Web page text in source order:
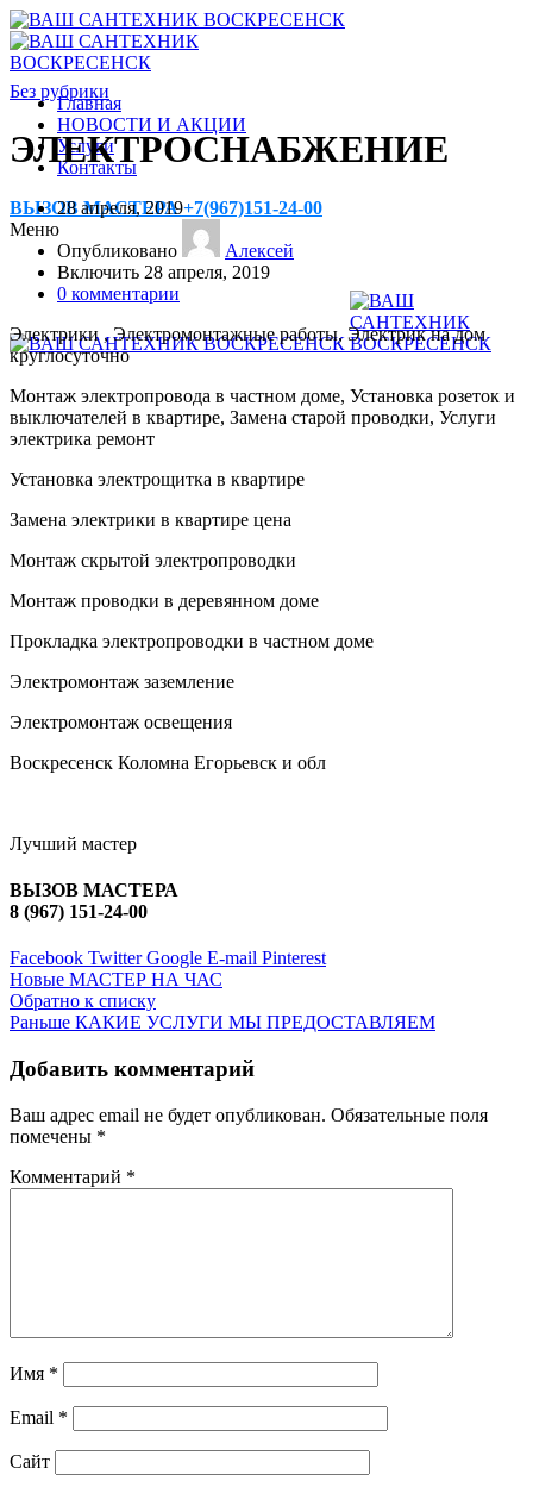
Главная
НОВОСТИ И АКЦИИ
Услуги
Контакты
ВЫЗОВ МАСТЕРА +7(967)151-24-00
Меню
Без рубрики
ЭЛЕКТРОСНАБЖЕНИЕ
28 апреля, 2019
Опубликовано
Алексей
Включить 28 апреля, 2019
0 комментарии
Электрики , Электромонтажные работы, Электрик на дом
круглосуточно
Монтаж электропровода в частном доме, Установка розеток и
выключателей в квартире, Замена старой проводки, Услуги
электрика ремонт
Установка электрощитка в квартире
Замена электрики в квартире цена
Монтаж скрытой электропроводки
Монтаж проводки в деревянном доме
Прокладка электропроводки в частном доме
Электромонтаж заземление
Электромонтаж освещения
Воскресенск Коломна Егорьевск и обл
Лучший мастер
ВЫЗОВ МАСТЕРА
8 (967) 151-24-00
Facebook Twitter Google E-mail Pinterest
Новые МАСТЕР НА ЧАС
Обратно к списку
Раньше КАКИЕ УСЛУГИ МЫ ПРЕДОСТАВЛЯЕМ
Добавить комментарий
Ваш адрес email не будет опубликован. Обязательные поля
помечены *
Комментарий *
Имя *
Email *
Сайт